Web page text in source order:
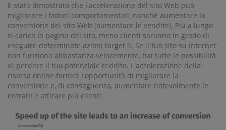
È stato dimostrato che l'accelerazione del sito Web può
migliorare i fattori comportamentali, nonché aumentare la
conversione del sito Web (aumentare le vendite). Più a lungo
si carica la pagina del sito, meno clienti saranno in grado di
eseguire determinate azioni target lì. Se il tuo sito su Internet
non funziona abbastanza velocemente, hai tutte le possibilità
di perdere il tuo potenziale reddito. L'accelerazione della
risorsa online fornirà l'opportunità di migliorare la
conversione e, di conseguenza, aumentare notevolmente le
entrate e attirare più clienti.